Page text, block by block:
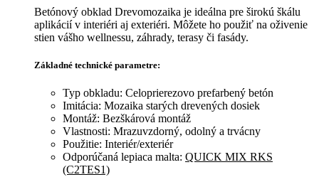
Betónový obklad Drevomozaika je ideálna pre širokú škálu
aplikácií v interiéri aj exteriéri. Môžete ho použiť na oživenie
stien vášho wellnessu, záhrady, terasy či fasády.
Základné technické parametre:
Typ obkladu: Celoprierezovo prefarbený betón
Imitácia: Mozaika starých drevených dosiek
Montáž: Bezškárová montáž
Vlastnosti: Mrazuvzdorný, odolný a trvácny
Použitie: Interiér/exteriér
Odporúčaná lepiaca malta: QUICK MIX RKS
(C2TES1)